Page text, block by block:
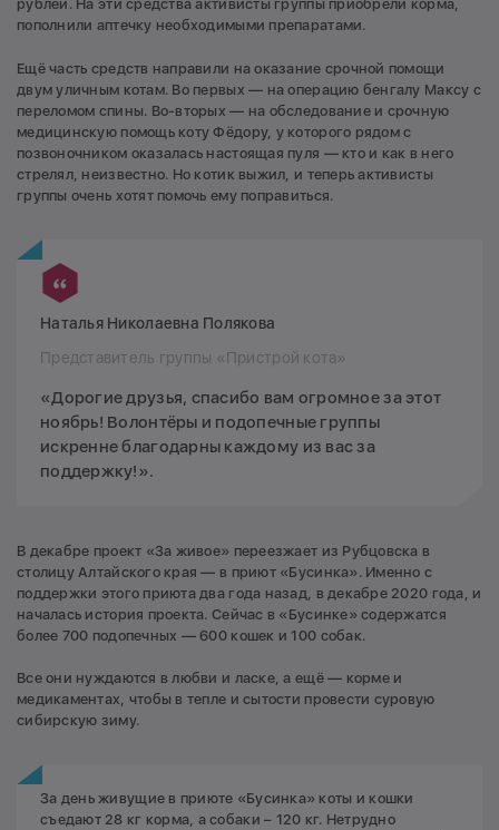
рублей. На эти средства активисты группы приобрели корма,
пополнили аптечку необходимыми препаратами.
Ещё часть средств направили на оказание срочной помощи
двум уличным котам. Во первых — на операцию бенгалу Максу с
переломом спины. Во-вторых — на обследование и срочную
медицинскую помощь коту Фёдору, у которого рядом с
позвоночником оказалась настоящая пуля — кто и как в него
стрелял, неизвестно. Но котик выжил, и теперь активисты
группы очень хотят помочь ему поправиться.
Наталья Николаевна Полякова
Представитель группы «Пристрой кота»
«Дорогие друзья, спасибо вам огромное за этот
ноябрь! Волонтёры и подопечные группы
искренне благодарны каждому из вас за
поддержку!».
В декабре проект «За живое» переезжает из Рубцовска в
столицу Алтайского края — в приют «Бусинка». Именно с
поддержки этого приюта два года назад, в декабре 2020 года, и
началась история проекта. Сейчас в «Бусинке» содержатся
более 700 подопечных — 600 кошек и 100 собак.
Все они нуждаются в любви и ласке, а ещё — корме и
медикаментах, чтобы в тепле и сытости провести суровую
сибирскую зиму.
За день живущие в приюте «Бусинка» коты и кошки
съедают 28 кг корма, а собаки – 120 кг. Нетрудно